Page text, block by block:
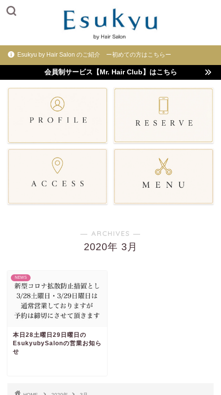
Esukyu by Hair Salon のご紹介 ー初めての方はこちらー
会員制サービス【Mr. Hair Club】はこちら
― ARCHIVES ―
2020年 3月
NEWS
本日28土曜日29日曜日の
EsukyubySalonの営業お知ら
せ